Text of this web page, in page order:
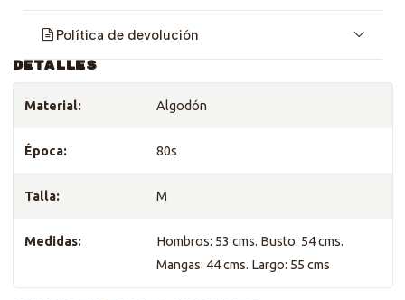
Política de devolución
DETALLES
Material: Algodón
Época: 80s
Talla: M
Medidas:
Hombros: 53 cms. Busto: 54 cms.
Mangas: 44 cms. Largo: 55 cms